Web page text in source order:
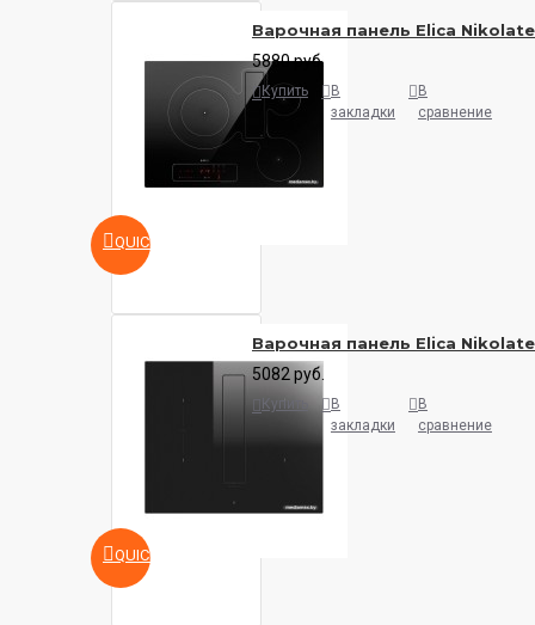
QUICKVIEW
Варочная панель Elica
5880 руб.
Купить
В
закладки
В
сравнение
QUICKVIEW
Варочная панель Elica
5082 руб.
Купить
В
закладки
В
сравнение